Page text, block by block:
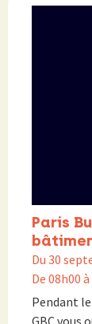
Paris
Du 30
De 08h00
Pendant le
GBC vous